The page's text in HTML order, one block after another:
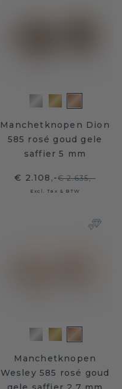
Manchetknopen Dion
585 rosé goud gele
saffier 5 mm
€ 2.108,-€ 2.635,-
Excl. Tax & BTW
Manchetknopen
Wesley 585 rosé goud